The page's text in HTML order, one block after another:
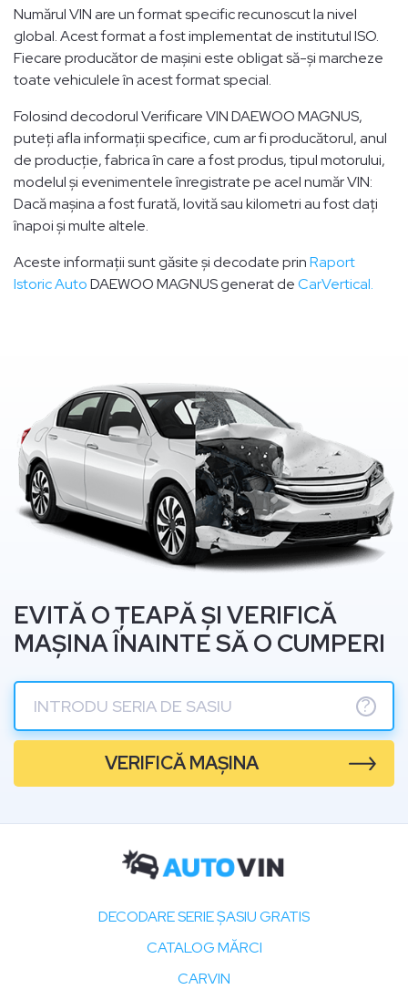
Numărul VIN are un format specific recunoscut la nivel
global. Acest format a fost implementat de institutul ISO.
Fiecare producător de mașini este obligat să-și marcheze
toate vehiculele în acest format special.
Folosind decodorul Verificare VIN DAEWOO MAGNUS,
puteți afla informații specifice, cum ar fi producătorul, anul
de producție, fabrica în care a fost produs, tipul motorului,
modelul și evenimentele înregistrate pe acel număr VIN:
Dacă mașina a fost furată, lovită sau kilometri au fost dați
înapoi și multe altele.
Aceste informații sunt găsite și decodate prinRaport
Istoric AutoDAEWOO MAGNUS generat deCarVertical.
EVITĂ O ȚEAPĂ ȘI VERIFICĂ
MAȘINA ÎNAINTE SĂ O CUMPERI
?
VERIFICĂ MAȘINA
DECODARE SERIE ȘASIU GRATIS
CATALOG MĂRCI
CARVIN